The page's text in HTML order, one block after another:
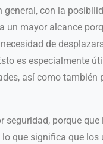
con la
mayor alcance
de
es especialmente
así como
seguridad, porque
que significa que